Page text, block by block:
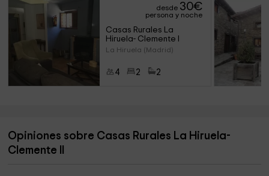
desde 30€
persona y noche
Casas Rurales La
Hiruela- Clemente I
La Hiruela (Madrid)
4 2 2
Opiniones sobre Casas Rurales La Hiruela-
Clemente II